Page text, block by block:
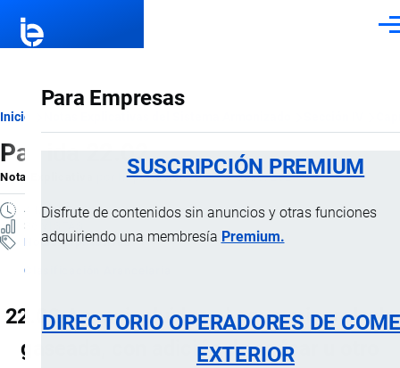
Para Empresas
SUSCRIPCIÓN PREMIUM
Disfrute de contenidos sin anuncios y otras funciones
adquiriendo una membresía Premium.
DIRECTORIO OPERADORES DE
EXTERIOR
Ruta
de
navegación
Inicio
Partida 22.02
Nota Explicativa Importaciones …, 17 Julio, 2024
4 MINUTOS
36 VISTAS
Notas Explicativas
Clasificación Arancelaria
22.02 Agua, incluidas el agua mineral y la
gaseada, con adición de azúcar u otro